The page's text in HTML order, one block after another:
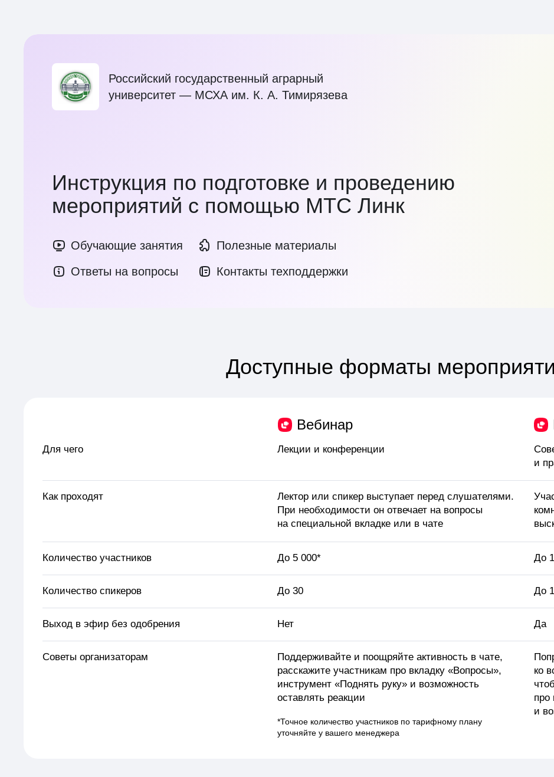
Российский государственный аграрный
университет — МСХА им. К. А. Тимирязева
Инструкция по подготовке и проведению
мероприятий с помощью МТС Линк
Обучающие занятия
Полезные материалы
Ответы на вопросы
Контакты техподдержки
Советы организаторам
Выход в эфир без одобрения
Как проходят
Доступные форматы
Вебинар
Для чего Лекции и конференции
и
Как проходят
Лектор или спикер выступает перед слушателями.
При необходимости он отвечает на вопросы
на специальной вкладке или в чате
Количество участников До 5 000* До
Количество спикеров До 30 До
Выход в эфир без одобрения Нет Да
Советы организаторам
Поддерживайте и поощряйте активность в чате,
расскажите участникам про вкладку «Вопросы»,
инструмент «Поднять руку» и возможность
оставлять реакции
ко
про
и
*Точное количество участников по тарифному плану
уточняйте у вашего менеджера